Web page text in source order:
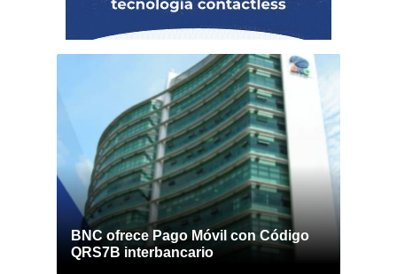
BNC ofrece Pago Móvil con Código
QRS7B interbancario